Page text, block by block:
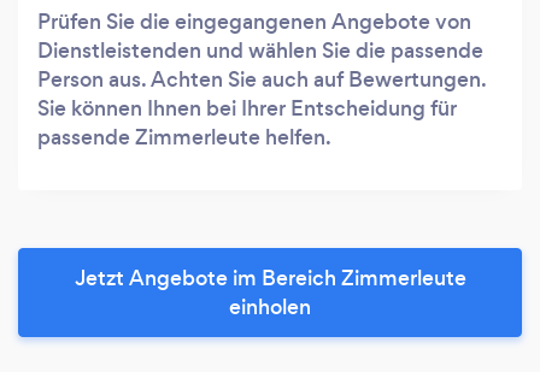
Prüfen Sie die eingegangenen Angebote von
Dienstleistenden und wählen Sie die passende
Person aus. Achten Sie auch auf Bewertungen.
Sie können Ihnen bei Ihrer Entscheidung für
passende Zimmerleute helfen.
Jetzt Angebote im Bereich Zimmerleute
einholen